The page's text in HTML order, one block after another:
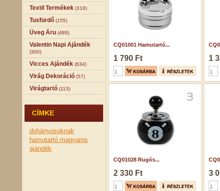
Textil Termékek (318)
Tusfürdő (155)
Üveg Áru (489)
Valentin Napi Ajándék
(300)
Vicces Ajándék (634)
Virág Dekoráció (57)
Virágtartó (113)
CÍMKE
dohányosoknak
hamutartó magyaros
ajándék
CQ01001 Hamutartó...
1 790 Ft 1
CQ01028 Rugós...
2 330 Ft 3